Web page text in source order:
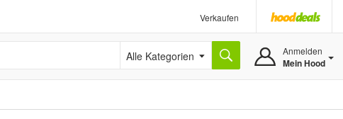
Verkaufen
Alle Kategorien Anmelden
Mein Hood